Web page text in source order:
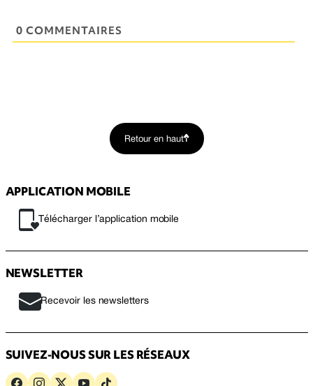
0 COMMENTAIRES
Retour en haut
APPLICATION MOBILE
Télécharger l’application mobile
NEWSLETTER
Recevoir les newsletters
SUIVEZ-NOUS SUR LES RÉSEAUX